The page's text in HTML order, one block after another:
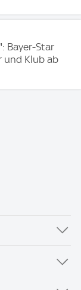
Bayer-Star
und Klub ab